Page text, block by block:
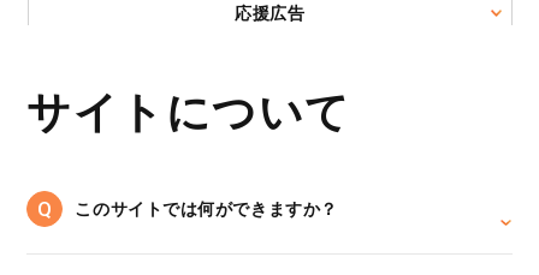
応援広告
サイトについて
このサイトでは何ができますか？